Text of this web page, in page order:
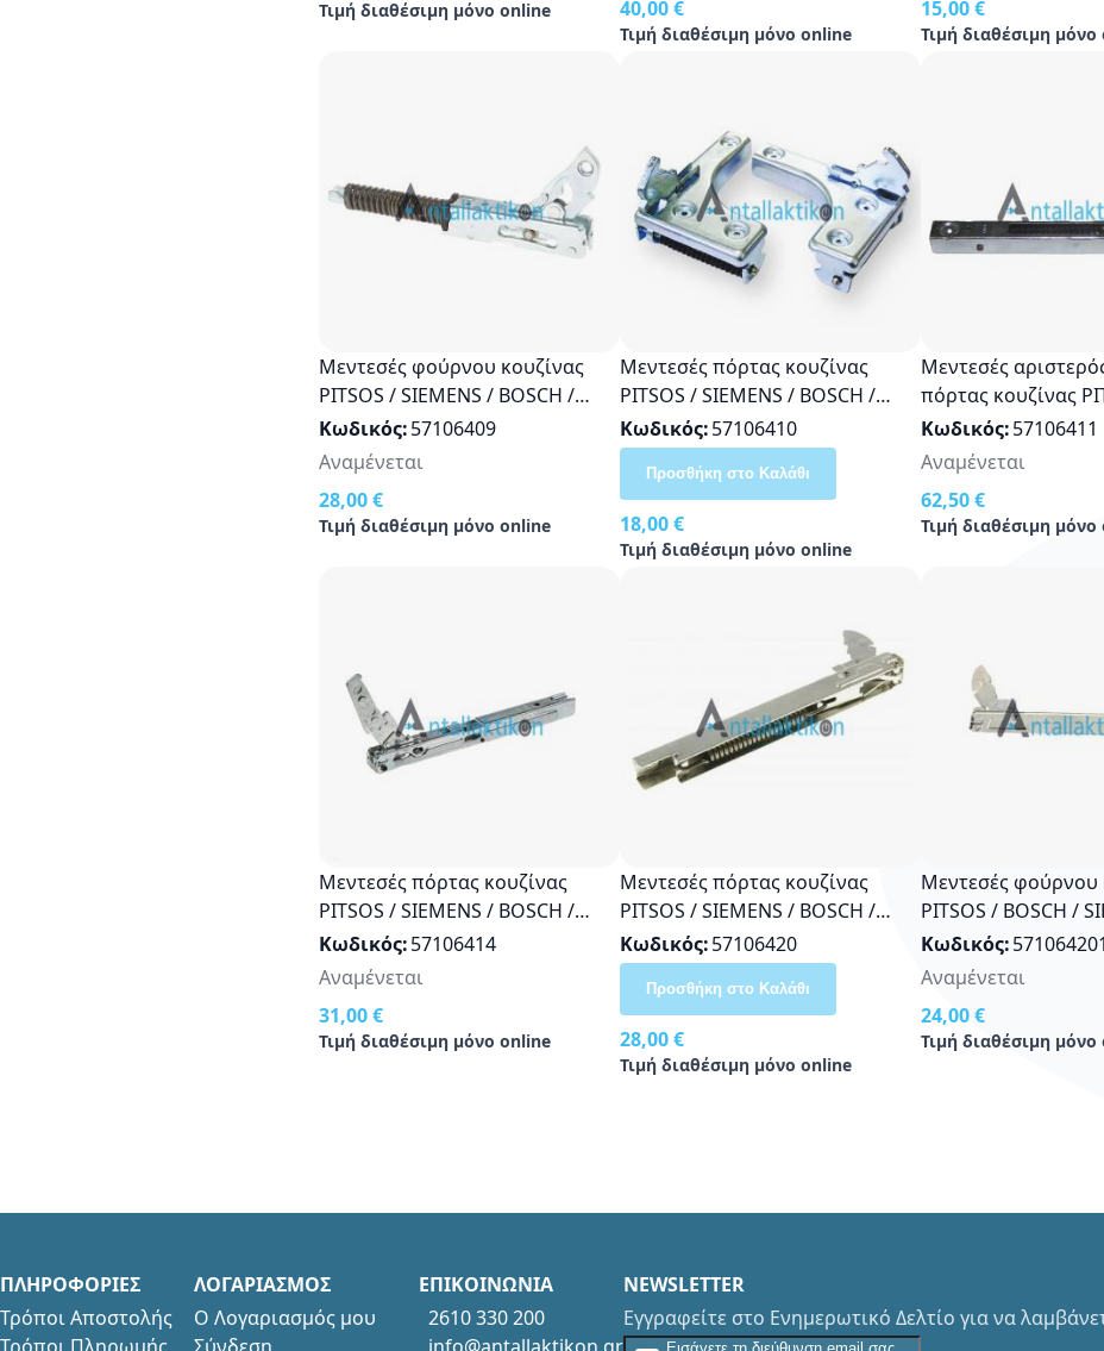
Τιμή διαθέσιμη μόνο online 40,00 €
Τιμή διαθέσιμη μόνο online
15,00 €
Τιμή διαθέσιμη
Μεντεσές φούρνου κουζίνας
PITSOS / SIEMENS / BOSCH /
NEFF Οriginal 00490748
Κωδικός 57106409
28,00 €
Τιμή διαθέσιμη μόνο online
Αναμένεται
Μεντεσές πόρτας κουζίνας
PITSOS / SIEMENS / BOSCH /
NEFF σετ δεξής - αριστερός
00171120, 00171121, 00167116,
00167117
Κωδικός 57106410
18,00 €
Τιμή διαθέσιμη μόνο online
Προσθήκη στο Καλάθι
Μεντεσές
πόρτας κουζίνας
SIEMENS / BOSCH /
Κωδικός 57106411
62,50 €
Τιμή διαθέσιμη
Αναμένεται
Μεντεσές πόρτας κουζίνας
PITSOS / SIEMENS / BOSCH /
NEFF Οriginal 00483651
Κωδικός 57106414
31,00 €
Τιμή διαθέσιμη μόνο online
Αναμένεται
Μεντεσές πόρτας κουζίνας
PITSOS / SIEMENS / BOSCH /
NEFF Οriginal 00629918
Κωδικός 57106420
28,00 €
Τιμή διαθέσιμη μόνο online
Προσθήκη στο Καλάθι
Μεντεσές φούρνου
PITSOS / BOSCH /
Original 12048172
Κωδικός 571064201
24,00 €
Τιμή διαθέσιμη
Αναμένεται
ΠΛΗΡΟΦΟΡΙΕΣ
Τρόποι Αποστολής
ΛΟΓΑΡΙΑΣΜΟΣ
Ο Λογαριασμός μου
ΕΠΙΚΟΙΝΩΝΙΑ
2610 330 200
NEWSLETTER
Εγγραφείτε στο Ενημερωτικό Δελτίο για να
Εγγραφείτε στο Newsletter